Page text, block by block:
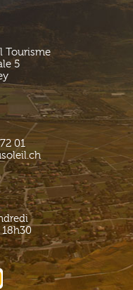
Tourisme
5
01
18h30